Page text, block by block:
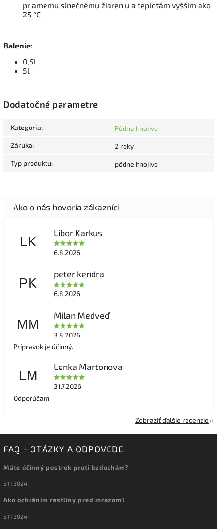
priamemu slnečnému žiareniu a teplotám vyšším ako
25 °C
Balenie:
0,5l
5l
Dodatočné parametre
Kategória: Pôdne hnojivo
Záruka: 2 roky
Typ produktu: pôdne hnojivo
LK
Libor Karkus
6.8.2026
PK
peter kendra
6.8.2026
MM
Milan Medveď
3.8.2026
Prípravok je účinný.
LM
Lenka Martonova
31.7.2026
Odporúčam
Zobraziť ďalšie recenzie
FAQ - OTÁZKY A ODPOVEDE
Máte účinný postrek proti bzdochám?
5.11.2024
Ako ochránim rastliny pred mrazom?
5.11.2024